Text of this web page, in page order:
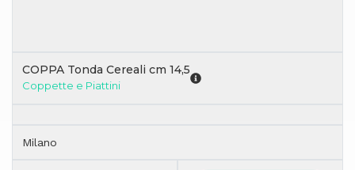
COPPA Tonda Cereali cm 14,5
Coppette e Piattini
Milano